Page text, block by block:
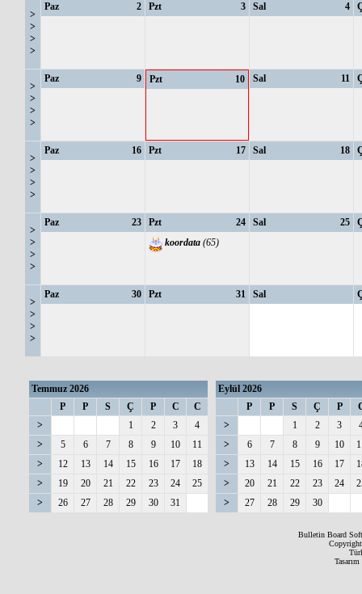
>
>
>
>
2
Paz 3
Pzt 4
Sal
>
>
>
>
9
Paz 10
Pzt 11
Sal
>
>
>
>
16
Paz 17
Pzt 18
Sal
>
>
>
>
23
Paz 24
Pzt
koordata(65)
25
Sal
>
>
>
>
30
Paz 31
Pzt Sal
Temmuz 2026
P
P S Ç P C
C
>
1 2 3
4
>
5 6 7 8 9 10
11
>
12 13 14 15 16 17
18
>
19 20 21 22 23 24
25
>
26 27 28 29 30 31
Eylül 2026
P
P S Ç P
>
1 2 3
>
6 7 8 9 10
>
13 14 15 16 17
>
20 21 22 23 24
>
27 28 29 30
Bulletin Board